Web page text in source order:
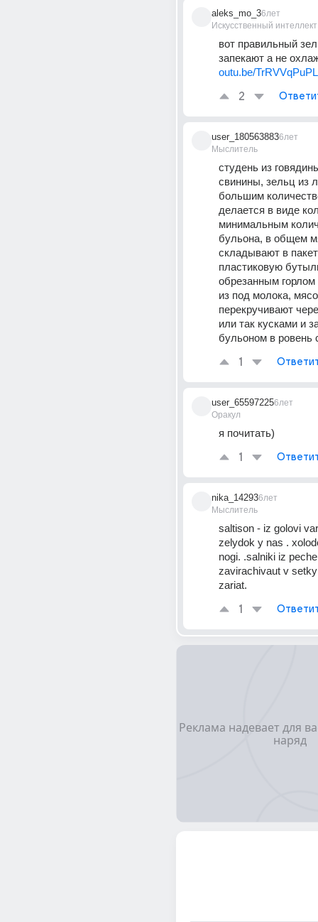
aleks_mo_3
Искусственный интеллект
6лет
вот правильный
запекают а не
outu.be/
2
user_180563883
Мыслитель
6лет
студень из
свинины, зельц из
большим
делается в виде
минимальным
бульона, в общем
складывают в
пластиковую
обрезанным горлом
из под молока,
перекручивают
или так кусками и
бульоном в ровень
1
user_65597225
Оракул
6лет
я почитать)
1
nika_14293
Мыслитель
6лет
saltison - iz golovi
zelydok y nas .
nogi. .salniki iz
zavirachivaut v
zariat.
1